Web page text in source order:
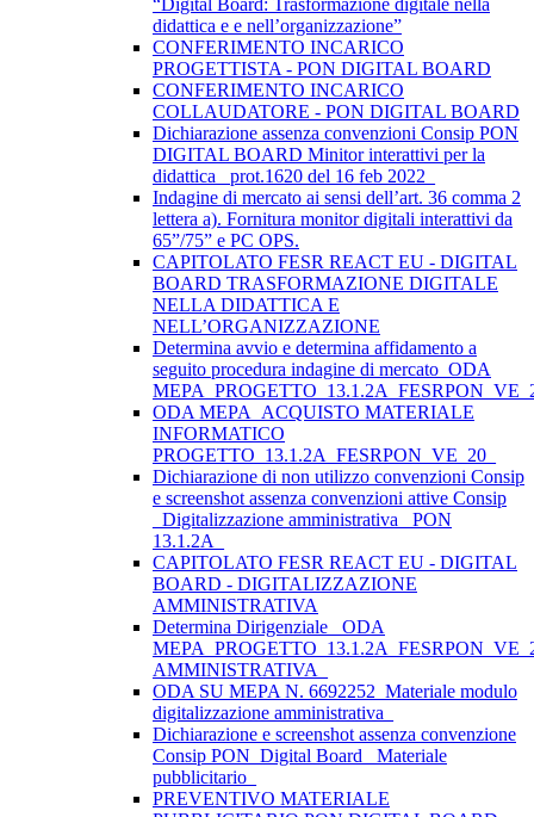
“Digital Board: Trasformazione digitale nella
didattica e e nell’organizzazione”
CONFERIMENTO INCARICO
PROGETTISTA - PON DIGITAL BOARD
CONFERIMENTO INCARICO
COLLAUDATORE - PON DIGITAL BOARD
Dichiarazione assenza convenzioni Consip PON
DIGITAL BOARD Minitor interattivi per la
didattica_ prot.1620 del 16 feb 2022_
Indagine di mercato ai sensi dell’art. 36 comma 2
lettera a). Fornitura monitor digitali interattivi da
65”/75” e PC OPS.
CAPITOLATO FESR REACT EU - DIGITAL
BOARD TRASFORMAZIONE DIGITALE
NELLA DIDATTICA E
NELL’ORGANIZZAZIONE
Determina avvio e determina affidamento a
seguito procedura indagine di mercato_ODA
ODA MEPA_ACQUISTO MATERIALE
INFORMATICO
PROGETTO_13.1.2A_FESRPON_VE_20_
Dichiarazione di non utilizzo convenzioni Consip
e screenshot assenza convenzioni attive Consip
_Digitalizzazione amministrativa_ PON
13.1.2A_
CAPITOLATO FESR REACT EU - DIGITAL
BOARD - DIGITALIZZAZIONE
AMMINISTRATIVA
Determina Dirigenziale _ODA
AMMINISTRATIVA_
ODA SU MEPA N. 6692252_Materiale modulo
digitalizzazione amministrativa_
Dichiarazione e screenshot assenza convenzione
Consip PON_Digital Board_ Materiale
pubblicitario_
PREVENTIVO MATERIALE